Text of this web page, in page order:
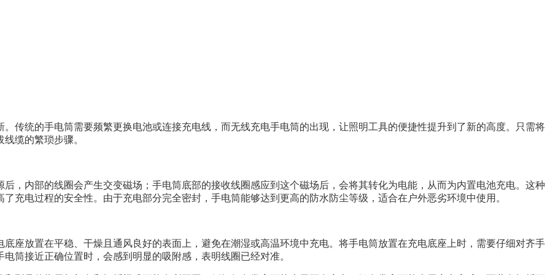
传统的手电筒需要频繁更换电池或连接充电线，而无线充电手电筒的出现，让照明工具的便捷性提升到了新的高度。只需将
缆的繁琐步骤。
，内部的线圈会产生交变磁场；手电筒底部的接收线圈感应到这个磁场后，会将其转化为电能，从而为内置电池充电。这种
充电过程的安全性。由于充电部分完全密封，手电筒能够达到更高的防水防尘等级，适合在户外恶劣环境中使用。
座放置在平稳、干燥且通风良好的表面上，避免在潮湿或高温环境中充电。将手电筒放置在充电底座上时，需要仔细对齐手
筒接近正确位置时，会感到明显的吸附感，表明线圈已经对准。